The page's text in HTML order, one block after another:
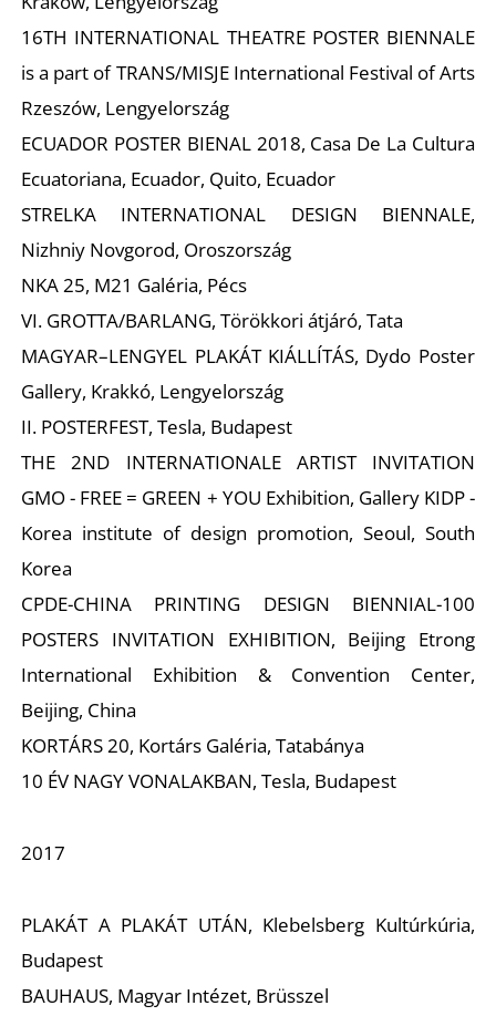
16TH INTERNATIONAL THEATRE POSTER BIENNALE
is a part of TRANS/MISJE International Festival of Arts
Rzeszów, Lengyelország
ECUADOR POSTER BIENAL 2018, Casa De La Cultura
Ecuatoriana, Ecuador, Quito, Ecuador
STRELKA INTERNATIONAL DESIGN BIENNALE,
Nizhniy Novgorod, Oroszország
NKA 25, M21 Galéria, Pécs
VI. GROTTA/BARLANG, Törökkori átjáró, Tata
MAGYAR–LENGYEL PLAKÁT KIÁLLÍTÁS, Dydo Poster
Gallery, Krakkó, Lengyelország
II. POSTERFEST, Tesla, Budapest
THE 2ND INTERNATIONALE ARTIST INVITATION
GMO - FREE = GREEN + YOU Exhibition, Gallery KIDP -
Korea institute of design promotion, Seoul, South
Korea
CPDE-CHINA PRINTING DESIGN BIENNIAL-100
POSTERS INVITATION EXHIBITION, Beijing Etrong
International Exhibition & Convention Center,
Beijing, China
KORTÁRS 20, Kortárs Galéria, Tatabánya
10 ÉV NAGY VONALAKBAN, Tesla, Budapest
2017
PLAKÁT A PLAKÁT UTÁN, Klebelsberg Kultúrkúria,
Budapest
BAUHAUS, Magyar Intézet, Brüsszel